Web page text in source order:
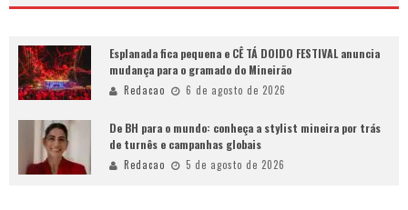
Esplanada fica pequena e CÊ TÁ DOIDO FESTIVAL anuncia
mudança para o gramado do Mineirão
Redacao 6 de agosto de 2026
De BH para o mundo: conheça a stylist mineira por trás
de turnês e campanhas globais
Redacao 5 de agosto de 2026